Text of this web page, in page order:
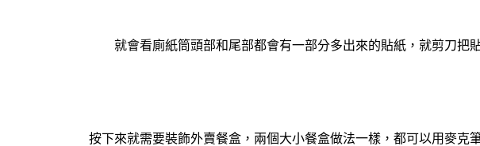
就會看廁紙筒頭部和尾部都會有一部分多出來的貼紙，就剪刀把
按下來就需要裝飾外賣餐盒，兩個大小餐盒做法一樣，都可以用麥克